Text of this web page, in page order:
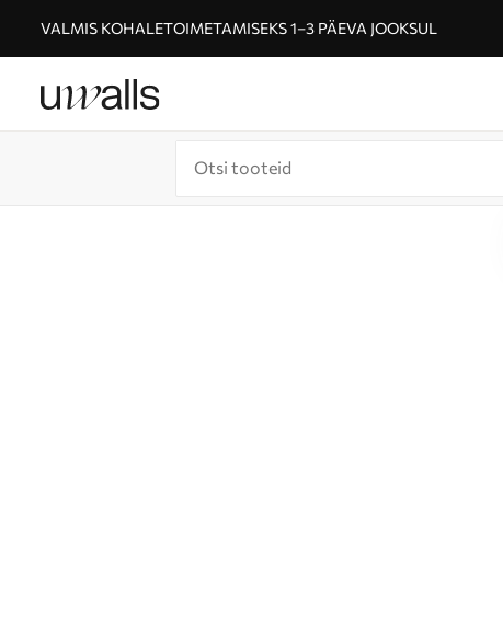
VALMIS KOHALETOIMETAMISEKS 1–3 PÄEVA JOOKSUL